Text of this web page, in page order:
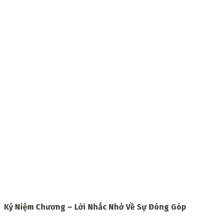
Kỷ Niệm Chương – Lời Nhắc Nhở Về Sự Đóng Góp